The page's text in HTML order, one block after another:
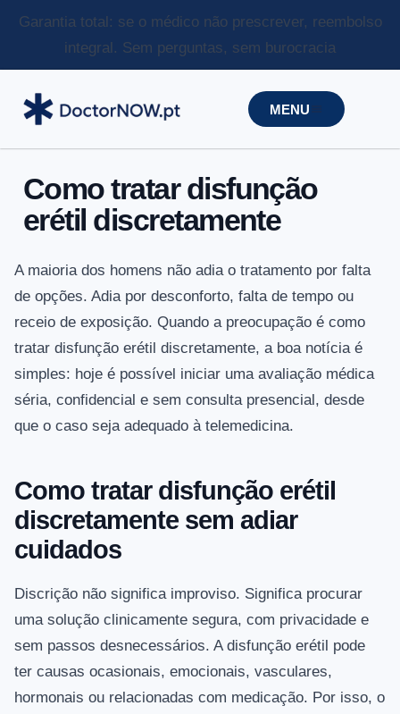
Garantia total: se o médico não prescrever, reembolso
integral. Sem perguntas, sem burocracia
MENU
Como tratar disfunção
erétil discretamente
A maioria dos homens não adia o tratamento por falta
de opções. Adia por desconforto, falta de tempo ou
receio de exposição. Quando a preocupação é como
tratar disfunção erétil discretamente, a boa notícia é
simples: hoje é possível iniciar uma avaliação médica
séria, confidencial e sem consulta presencial, desde
que o caso seja adequado à telemedicina.
Como tratar disfunção erétil
discretamente sem adiar
cuidados
Discrição não significa improviso. Significa procurar
uma solução clinicamente segura, com privacidade e
sem passos desnecessários. A disfunção erétil pode
ter causas ocasionais, emocionais, vasculares,
hormonais ou relacionadas com medicação. Por isso, o